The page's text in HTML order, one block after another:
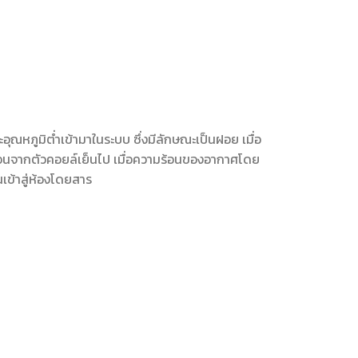
ณหภูมิต่ำเข้ามาในระบบ ซึ่งมีลักษณะเป็นฝอย เมื่อ
จากตัวคอยล์เย็นไป เมื่อความร้อนของอากาศโดย
ข้าสู่ห้องโดยสาร